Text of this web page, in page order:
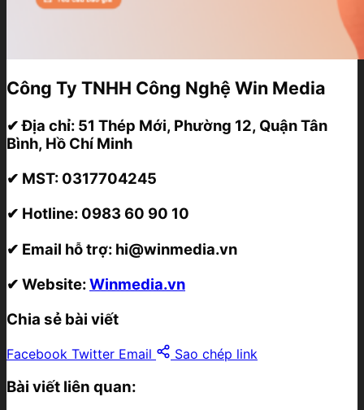
Công Ty TNHH Công Nghệ Win Media
✔ Địa chỉ: 51 Thép Mới, Phường 12, Quận Tân
Bình, Hồ Chí Minh
✔ MST: 0317704245
✔ Hotline: 0983 60 90 10
✔ Email hỗ trợ: hi@winmedia.vn
✔ Website:Winmedia.vn
Chia sẻ bài viết
Facebook Twitter Email Sao chép link
Bài viết liên quan: